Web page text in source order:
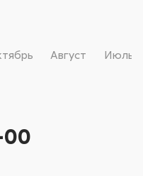
Август Июль
00